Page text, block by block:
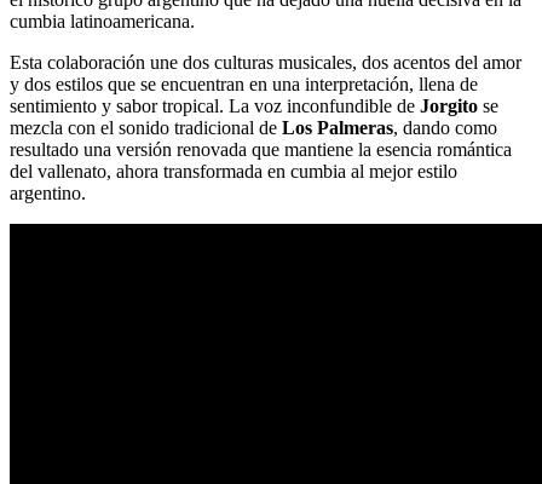
cumbia latinoamericana.
Esta colaboración une dos culturas musicales, dos acentos del amor
y dos estilos que se encuentran en una interpretación, llena de
sentimiento y sabor tropical. La voz inconfundible de Jorgito se
mezcla con el sonido tradicional de Los Palmeras, dando como
resultado una versión renovada que mantiene la esencia romántica
del vallenato, ahora transformada en cumbia al mejor estilo
argentino.